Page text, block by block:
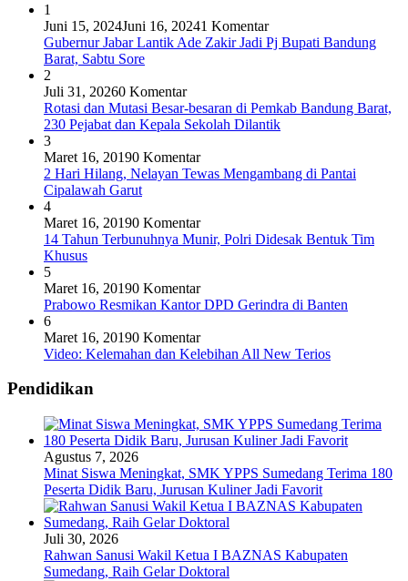
1
Juni 15, 2024Juni 16, 20241 Komentar
Gubernur Jabar Lantik Ade Zakir Jadi Pj Bupati Bandung
Barat, Sabtu Sore
2
Juli 31, 20260 Komentar
Rotasi dan Mutasi Besar-besaran di Pemkab Bandung Barat,
230 Pejabat dan Kepala Sekolah Dilantik
3
Maret 16, 20190 Komentar
2 Hari Hilang, Nelayan Tewas Mengambang di Pantai
Cipalawah Garut
4
Maret 16, 20190 Komentar
14 Tahun Terbunuhnya Munir, Polri Didesak Bentuk Tim
Khusus
5
Maret 16, 20190 Komentar
Prabowo Resmikan Kantor DPD Gerindra di Banten
6
Maret 16, 20190 Komentar
Video: Kelemahan dan Kelebihan All New Terios
Pendidikan
Agustus 7, 2026
Minat Siswa Meningkat, SMK YPPS Sumedang Terima 180
Peserta Didik Baru, Jurusan Kuliner Jadi Favorit
Juli 30, 2026
Rahwan Sanusi Wakil Ketua I BAZNAS Kabupaten
Sumedang, Raih Gelar Doktoral